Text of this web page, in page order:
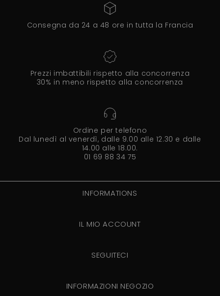
Consegna da 24 a 48 ore in tutta la Francia
Prezzi imbattibili rispetto alla concorrenza
30% in meno rispetto alla concorrenza
Ordine per telefono
Dal lunedì al venerdì, dalle 9.00 alle 12.30 e dalle
14.00 alle 18.00.
01 69 88 34 75
INFORMATIONS
IL MIO ACCOUNT
SEGUITECI
INFORMAZIONI NEGOZIO